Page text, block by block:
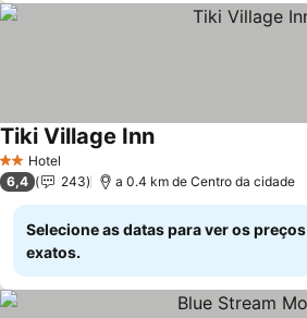
2 Estrelas
Hotel
Tiki Village Inn
6,4 243 a 0.4 km de Centro da cidade
Selecione as datas para ver os preços
exatos.